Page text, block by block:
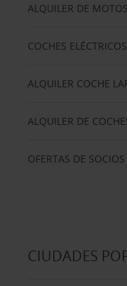
ALQUILER DE MOTOS
COCHES
ALQUILER COCHE
ALQUILER DE
OFERTAS DE SOCIOS
CIUDADES